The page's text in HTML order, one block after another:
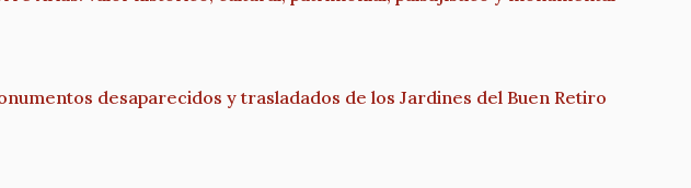
desaparecidos y trasladados de los Jardines del Buen Retiro